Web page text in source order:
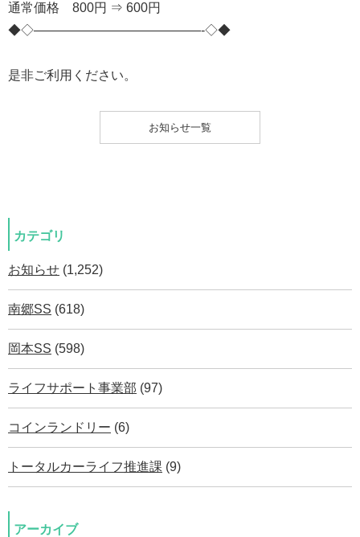
通常価格 800円 ⇒ 600円
◆◇—————————————-◇◆
是非ご利用ください。
お知らせ一覧
カテゴリ
お知らせ (1,252)
南郷SS (618)
岡本SS (598)
ライフサポート事業部 (97)
コインランドリー (6)
トータルカーライフ推進課 (9)
アーカイブ